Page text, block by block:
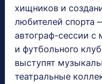
хищников и
любителей спорта
автограф-сессии с
и футбольного
выступят
театральные